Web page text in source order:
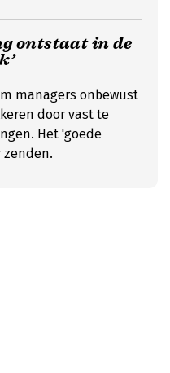
ontstaat in de
managers onbewust
door vast te
Het 'goede
zenden.